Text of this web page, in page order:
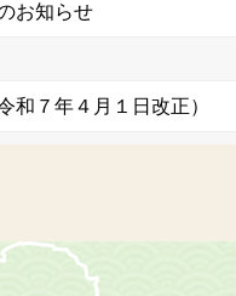
お知らせ
和７年４月１日改正）